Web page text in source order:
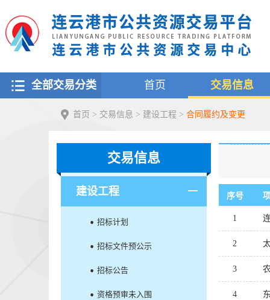
全部交易分类 首页 交易信息
首页 > 交易信息 > 建设工程 > 合同履约及变更
交易信息
建设工程
招标计划
招标文件预公示
招标公告
资格预审未入围
序号
1
2
3
4